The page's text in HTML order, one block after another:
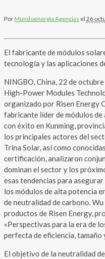
PorMundoenergía Agencias el 26
El fabricante de módulos
tecnología y las aplicaciones
NINGBO, China, 22 de
High-Power Modules
organizado por Risen Energy
fabricante líder de módulos
con éxito en Kunming,
los principales actores del
Trina Solar, así como
certificación, analizaron
dominan el sector y los
esas tendencias para
los módulos de alta potencia
de neutralidad de carbono.
productos de Risen Energy,
«Perspectivas para la era de
perfecta de eficiencia, tamaño
El objetivo de la neutralidad